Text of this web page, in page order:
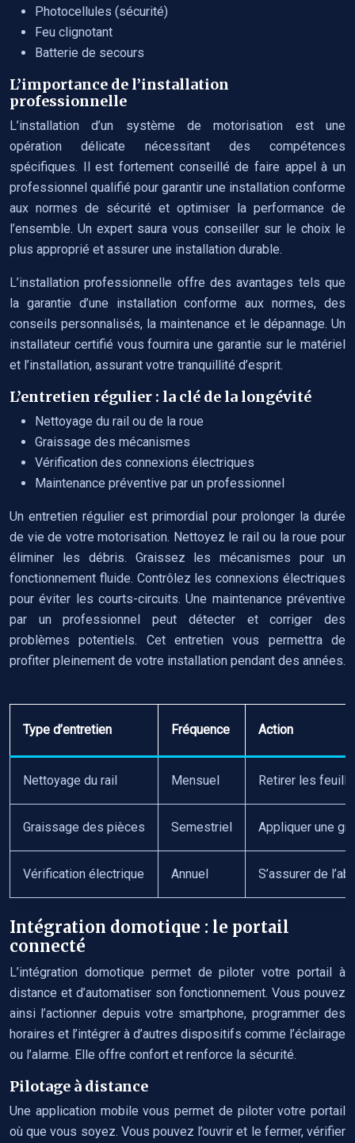
Photocellules (sécurité)
Feu clignotant
Batterie de secours
L’importance de l’installation
professionnelle
L’installation d’un système de motorisation est une
opération délicate nécessitant des compétences
spécifiques. Il est fortement conseillé de faire appel à un
professionnel qualifié pour garantir une installation conforme
aux normes de sécurité et optimiser la performance de
l’ensemble. Un expert saura vous conseiller sur le choix le
plus approprié et assurer une installation durable.
L’installation professionnelle offre des avantages tels que
la garantie d’une installation conforme aux normes, des
conseils personnalisés, la maintenance et le dépannage. Un
installateur certifié vous fournira une garantie sur le matériel
et l’installation, assurant votre tranquillité d’esprit.
L’entretien régulier : la clé de la longévité
Nettoyage du rail ou de la roue
Graissage des mécanismes
Vérification des connexions électriques
Maintenance préventive par un professionnel
Un entretien régulier est primordial pour prolonger la durée
de vie de votre motorisation. Nettoyez le rail ou la roue pour
éliminer les débris. Graissez les mécanismes pour un
fonctionnement fluide. Contrôlez les connexions électriques
pour éviter les courts-circuits. Une maintenance préventive
par un professionnel peut détecter et corriger des
problèmes potentiels. Cet entretien vous permettra de
profiter pleinement de votre installation pendant des années.
Type d’entretien Fréquence Action
Nettoyage du rail Mensuel Retirer les
Graissage des pièces Semestriel Appliquer une
Vérification électrique Annuel S’assurer de
Intégration domotique : le portail
connecté
L’intégration domotique permet de piloter votre portail à
distance et d’automatiser son fonctionnement. Vous pouvez
ainsi l’actionner depuis votre smartphone, programmer des
horaires et l’intégrer à d’autres dispositifs comme l’éclairage
ou l’alarme. Elle offre confort et renforce la sécurité.
Pilotage à distance
Une application mobile vous permet de piloter votre portail
où que vous soyez. Vous pouvez l’ouvrir et le fermer, vérifier